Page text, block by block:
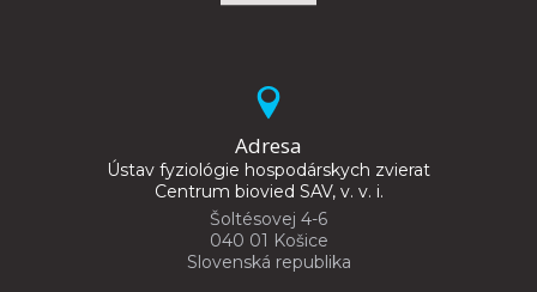
Adresa
Ústav fyziológie hospodárskych zvierat
Centrum biovied SAV, v. v. i.
Šoltésovej 4-6
040 01 Košice
Slovenská republika